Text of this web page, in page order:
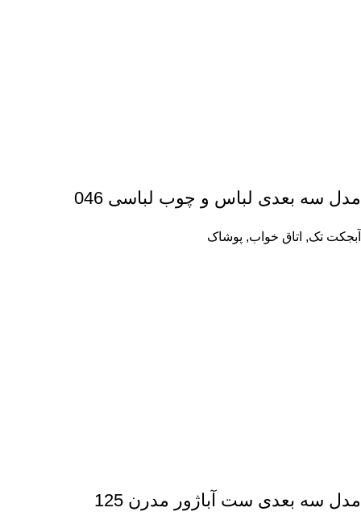
مدل سه بعدی لباس و چوب لباسی 046
آبجکت تک, اتاق خواب, پوشاک
مدل سه بعدی ست آباژور مدرن 125